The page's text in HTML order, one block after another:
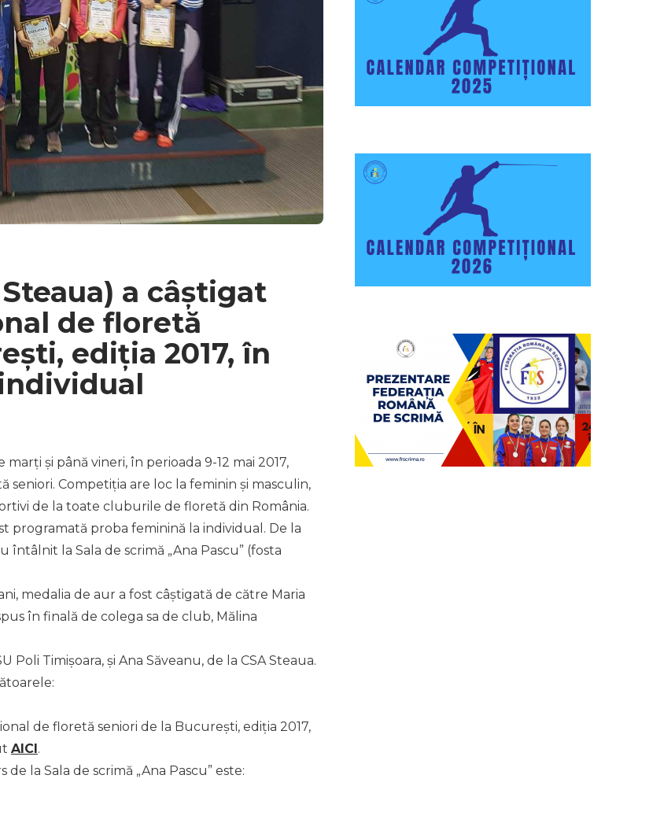
a câștigat
de floretă
ediția 2017, în
și până vineri, în perioada 9-12 mai 2017,
Competiția are loc la feminin și masculin,
de la toate cluburile de floretă din România.
programată proba feminină la individual. De la
la Sala de scrimă „Ana Pascu” (fosta
medalia de aur a fost câștigată de către Maria
în finală de colega sa de club, Mălina
Poli Timișoara, și Ana Săveanu, de la CSA Steaua.
de floretă seniori de la București, ediția 2017,
AICI.
la Sala de scrimă „Ana Pascu” este: